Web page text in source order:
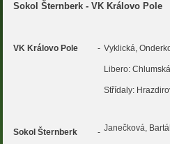
Sokol Šternberk - VK Královo
VK Královo Pole - Vyklická,
Libero: Chlumská
Střídaly:
Sokol Šternberk - Janečková,